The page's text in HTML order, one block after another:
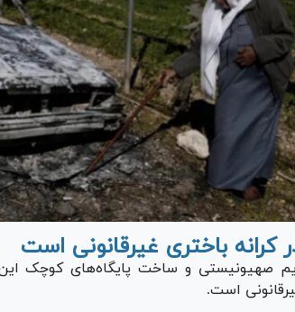
باختری غیرقانونی است
صهیونیستی و ساخت پایگاه‌های کوچک این
است.